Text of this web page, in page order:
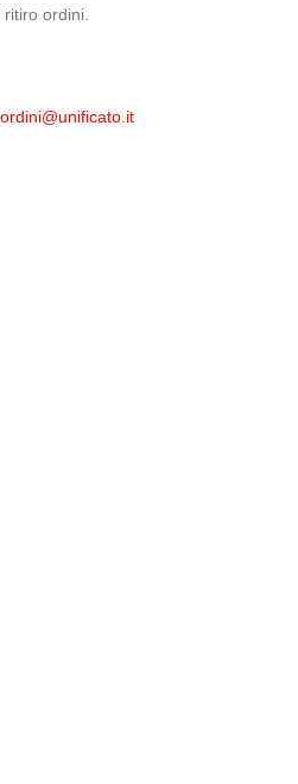
ordini.
ordini@unificato.it